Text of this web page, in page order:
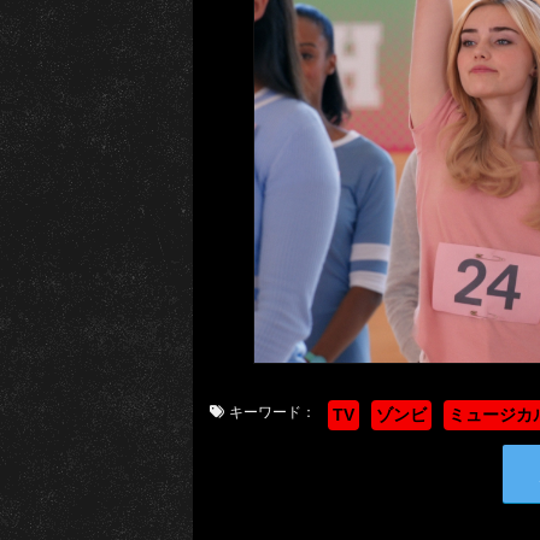
キーワード： TV ゾンビ ミュージカ